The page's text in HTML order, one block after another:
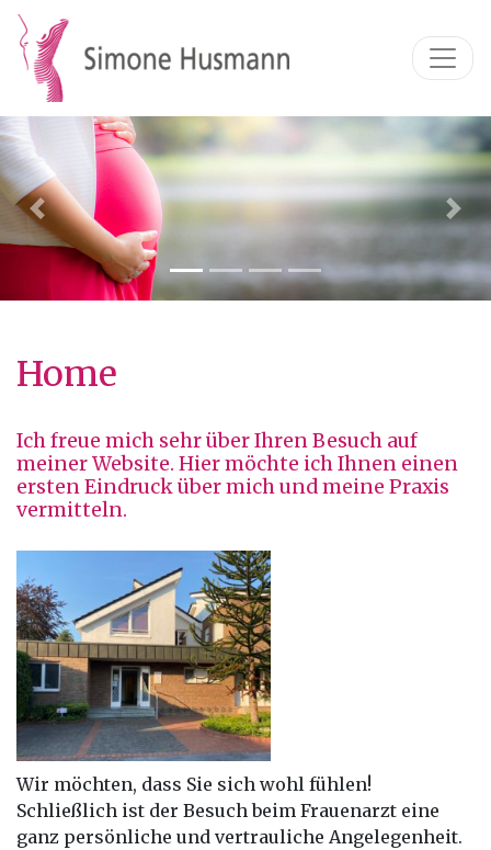
Previous
Home
Ich freue mich sehr über Ihren Besuch auf
meiner Website. Hier möchte ich Ihnen einen
ersten Eindruck über mich und meine Praxis
vermitteln.
Wir möchten, dass Sie sich wohl fühlen!
Schließlich ist der Besuch beim Frauenarzt eine
ganz persönliche und vertrauliche Angelegenheit.